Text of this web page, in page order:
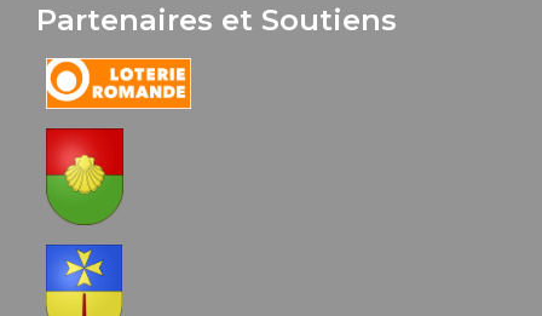
Partenaires et Soutiens